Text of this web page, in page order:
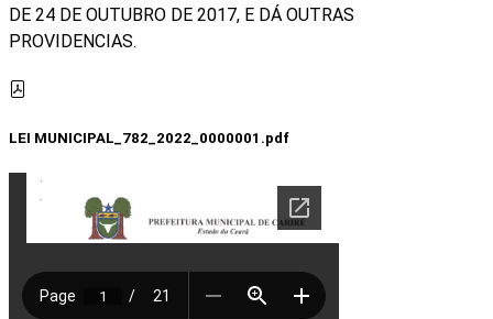
DE 24 DE OUTUBRO DE 2017, E DÁ OUTRAS
PROVIDENCIAS.
LEI MUNICIPAL_782_2022_0000001.pdf